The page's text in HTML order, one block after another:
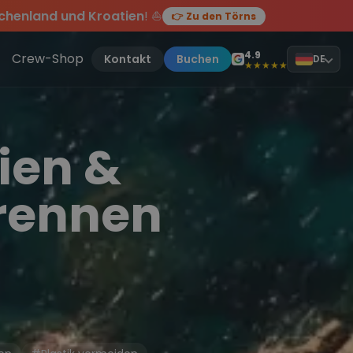
und Kroatien! ⛵ 👉 Zu den Törns
Törn!
des Jahres, sei dabei.
Crew-Shop Kontakt Buchen 4.9
★★★★★ DE
&